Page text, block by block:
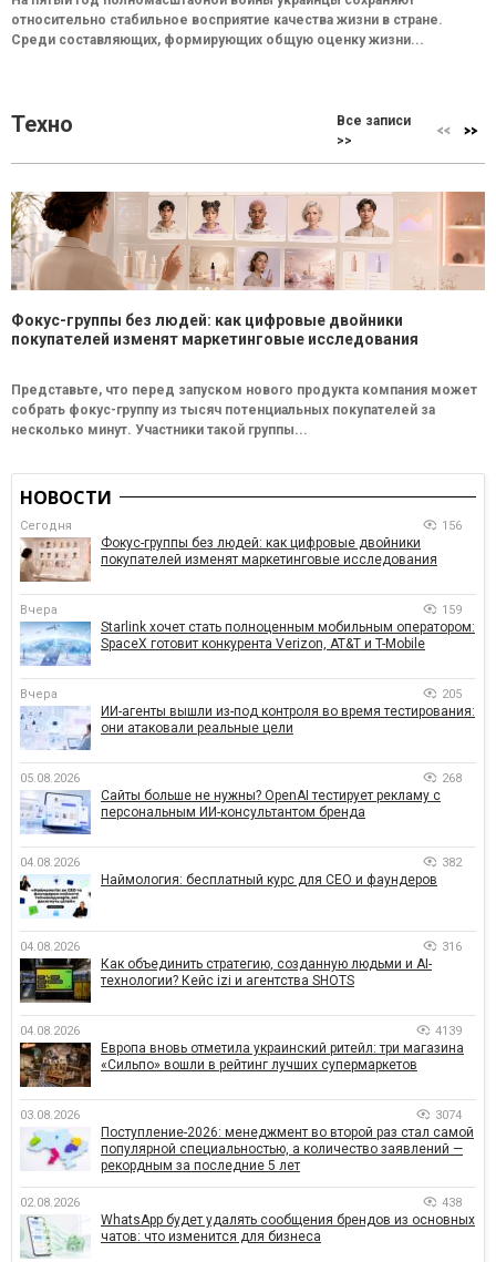
относительно стабильное восприятие качества жизни в стране.
Среди составляющих, формирующих общую оценку жизни...
Техно
Все записи
>>
Фокус-группы без людей: как цифровые двойники
покупателей изменят маркетинговые исследования
Представьте, что перед запуском нового продукта компания может
собрать фокус-группу из тысяч потенциальных покупателей за
несколько минут. Участники такой группы...
НОВОСТИ
Сегодня 156
Фокус-группы без людей: как цифровые двойники
покупателей изменят маркетинговые исследования
Вчера 159
Starlink хочет стать полноценным мобильным оператором:
SpaceX готовит конкурента Verizon, AT&T и T-Mobile
Вчера 205
ИИ-агенты вышли из-под контроля во время тестирования:
они атаковали реальные цели
05.08.2026 268
Сайты больше не нужны? OpenAI тестирует рекламу с
персональным ИИ-консультантом бренда
04.08.2026 382
Наймология: бесплатный курс для CEO и фаундеров
04.08.2026 316
Как объединить стратегию, созданную людьми и AI-
технологии? Кейс izi и агентства SHOTS
04.08.2026 4139
Европа вновь отметила украинский ритейл: три магазина
«Сильпо» вошли в рейтинг лучших супермаркетов
03.08.2026 3074
Поступление-2026: менеджмент во второй раз стал самой
популярной специальностью, а количество заявлений —
рекордным за последние 5 лет
02.08.2026 438
WhatsApp будет удалять сообщения брендов из основных
чатов: что изменится для бизнеса